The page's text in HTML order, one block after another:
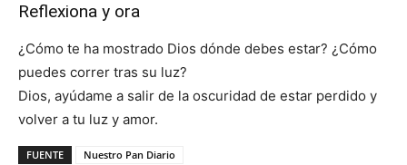
Reflexiona y ora
¿Cómo te ha mostrado Dios dónde debes estar? ¿Cómo
puedes correr tras su luz?
Dios, ayúdame a salir de la oscuridad de estar perdido y
volver a tu luz y amor.
FUENTE
Nuestro Pan Diario